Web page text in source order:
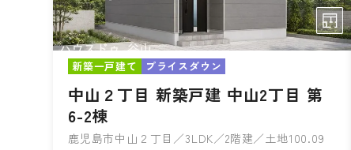
新築一戸建て プライスダウン
中山２丁目 新築戸建 中山2丁目 第
6-2棟
鹿児島市中山２丁目／3LDK／2階建／土地100.09